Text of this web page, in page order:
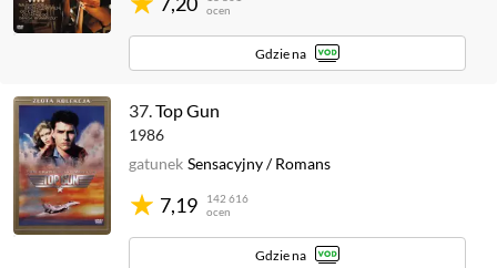
ocen
Gdzie na
37.Top Gun
1986
7,19
142 616
ocen
gatunek Sensacyjny/Romans
Gdzie na